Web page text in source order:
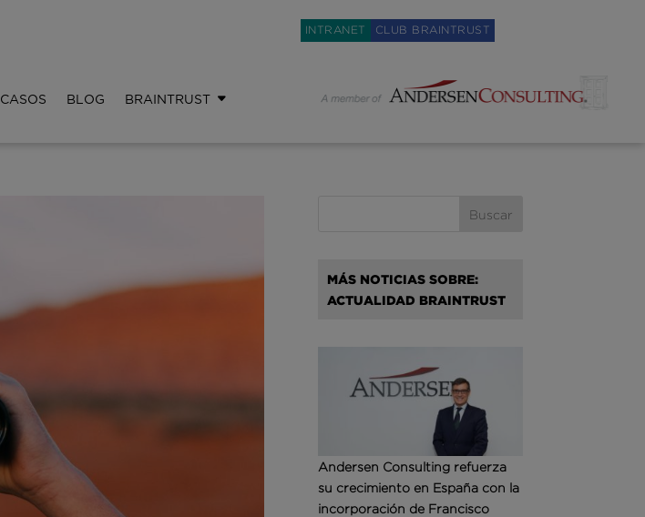
INTRANET CLUB BRAINTRUST
CASOS BLOG BRAINTRUST
MÁS NOTICIAS SOBRE:
ACTUALIDAD BRAINTRUST
Andersen Consulting refuerza
su crecimiento en España con la
incorporación de Francisco